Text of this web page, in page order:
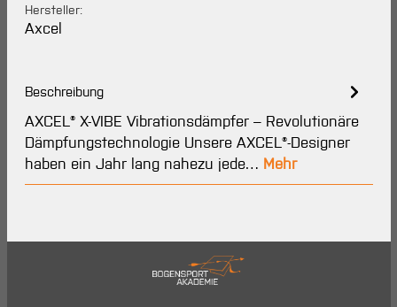
Hersteller:
Axcel
Beschreibung
AXCEL® X-VIBE Vibrationsdämpfer – Revolutionäre
Dämpfungstechnologie Unsere AXCEL®-Designer
haben ein Jahr lang nahezu jede… Mehr